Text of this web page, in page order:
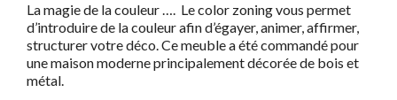
La magie de la couleur …. Le color zoningvous permet
d’introduire de la couleur afin d’égayer, animer, affirmer,
structurer votre déco. Ce meuble a été commandé pour
une maison moderne principalement décorée de bois et
métal.